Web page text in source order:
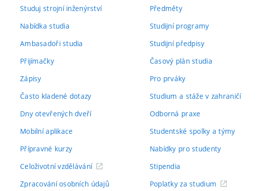
Studuj strojní inženýrství
Nabídka studia
Ambasadoři studia
Přijímačky
Zápisy
Často kladené dotazy
Dny otevřených dveří
Mobilní aplikace
Přípravné kurzy
Celoživotní vzdělávání
Zpracování osobních údajů
Předměty
Studijní programy
Studijní předpisy
Časový plán studia
Pro prváky
Studium a stáže v zahraničí
Odborná praxe
Studentské spolky a týmy
Nabídky pro studenty
Stipendia
Poplatky za studium